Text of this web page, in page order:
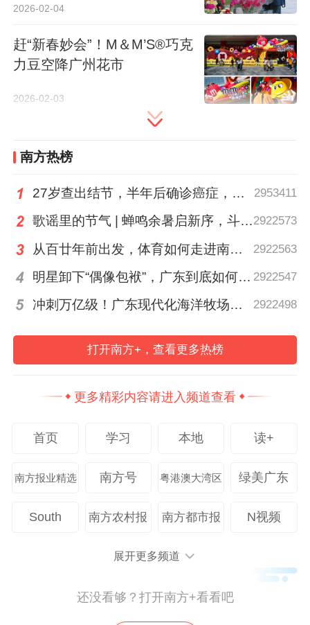
据南方+记者在现场看到，本次活动设有“新
春瓦照”合影、“瓦运亨通”抽签、“开运靶
场”等丰富多元的互动玩法，同时还设置了带
有广式特色的“周边”，如早茶蒸笼礼品、醒
狮抛球活动等，将众多的“广味”融入到“电
竞”的场景当中，让年轻群体也能从中体验到
广府文化。
此外，“无畏巡回号”主题游轮也将起航巡游
珠江，串联沿岸风光；猎德大桥上演专属主
题灯光秀，与广州塔、海心沙构成“一江两
2026-02-04
赶“新春妙会”！M＆M’S®巧克
力豆空降广州花市
2026-02-03
南方热榜
27岁查出结节，半年后确诊癌症，甲状腺癌真的“懒”吗？ 2953411
歌谣里的节气 | 蝉鸣余暑启新序，斗指西南迎立秋2922573
从百廿年前出发，体育如何走进南粤普通人的生活？ 2922563
明星卸下“偶像包袱”，广东到底如何让人变松弛？ | 好看·南方号 2922547
冲刺万亿级！广东现代化海洋牧场建设提速 2922498
打开南方+，查看更多热榜
更多精彩内容请进入频道查看
首页 学习 本地 读+
南方报业精选 南方号 粤港澳大湾区 绿美广东
South 南方农村报 南方都市报 N视频
展开更多频道
还没看够？打开南方+看看吧